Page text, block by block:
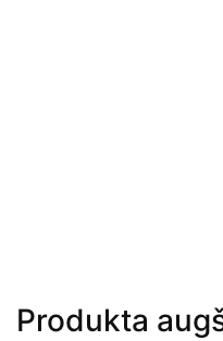
Produkta